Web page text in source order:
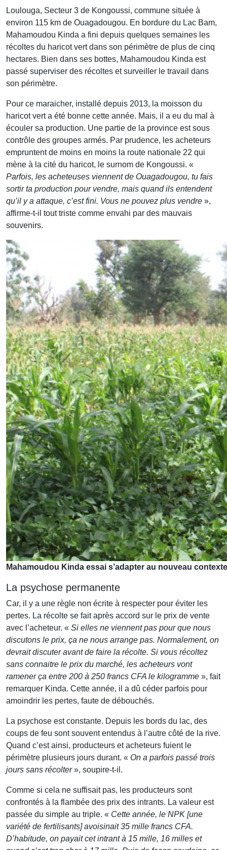
Loulouga, Secteur 3 de Kongoussi, commune située à
environ 115 km de Ouagadougou. En bordure du Lac Bam,
Mahamoudou Kinda a fini depuis quelques semaines les
récoltes du haricot vert dans son périmètre de plus de cinq
hectares. Bien dans ses bottes, Mahamoudou Kinda est
passé superviser des récoltes et surveiller le travail dans
son périmètre.
Pour ce maraicher, installé depuis 2013, la moisson du
haricot vert a été bonne cette année. Mais, il a eu du mal à
écouler sa production. Une partie de la province est sous
contrôle des groupes armés. Par prudence, les acheteurs
empruntent de moins en moins la route nationale 22 qui
mène à la cité du haricot, le surnom de Kongoussi. «
Parfois, les acheteuses viennent de Ouagadougou, tu fais
sortir ta production pour vendre, mais quand ils entendent
qu’il y a attaque, c’est fini. Vous ne pouvez plus vendre »,
affirme-t-il tout triste comme envahi par des mauvais
souvenirs.
Mahamoudou Kinda essai s’adapter au nouveau
La psychose permanente
Car, il y a une règle non écrite à respecter pour éviter les
pertes. La récolte se fait après accord sur le prix de vente
avec l’acheteur. « Si elles ne viennent pas pour que nous
discutons le prix, ça ne nous arrange pas. Normalement, on
devrait discuter avant de faire la récolte. Si vous récoltez
sans connaitre le prix du marché, les acheteurs vont
ramener ça entre 200 à 250 francs CFA le kilogramme », fait
remarquer Kinda. Cette année, il a dû céder parfois pour
amoindrir les pertes, faute de débouchés.
La psychose est constante. Depuis les bords du lac, des
coups de feu sont souvent entendus à l’autre côté de la rive.
Quand c’est ainsi, producteurs et acheteurs fuient le
périmètre plusieurs jours durant. « On a parfois passé trois
jours sans récolter», soupire-t-il.
Comme si cela ne suffisait pas, les producteurs sont
confrontés à la flambée des prix des intrants. La valeur est
passée du simple au triple. « Cette année, le NPK [une
variété de fertilisants] avoisinait 35 mille francs CFA.
D’habitude, on payait cet intrant à 15 mille, 16 milles et